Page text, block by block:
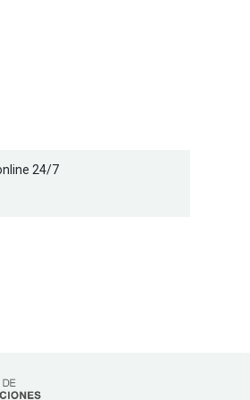
24/7